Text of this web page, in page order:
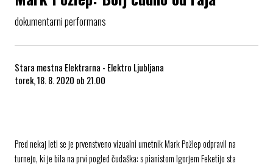
dokumentarni performans
Stara mestna Elektrarna - Elektro Ljubljana
torek, 18. 8. 2020 ob 21.00
Pred nekaj leti se je prvenstveno vizualni umetnik Mark Požlep odpravil na
turnejo, ki je bila na prvi pogled čudaška: s pianistom Igorjem Feketijo sta